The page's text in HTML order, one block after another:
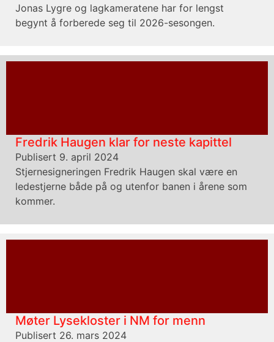
Jonas Lygre og lagkameratene har for lengst
begynt å forberede seg til 2026-sesongen.
Fredrik Haugen klar for neste kapittel
Publisert 9. april 2024
Stjernesigneringen Fredrik Haugen skal være en
ledestjerne både på og utenfor banen i årene som
kommer.
Møter Lysekloster i NM for menn
Publisert 26. mars 2024